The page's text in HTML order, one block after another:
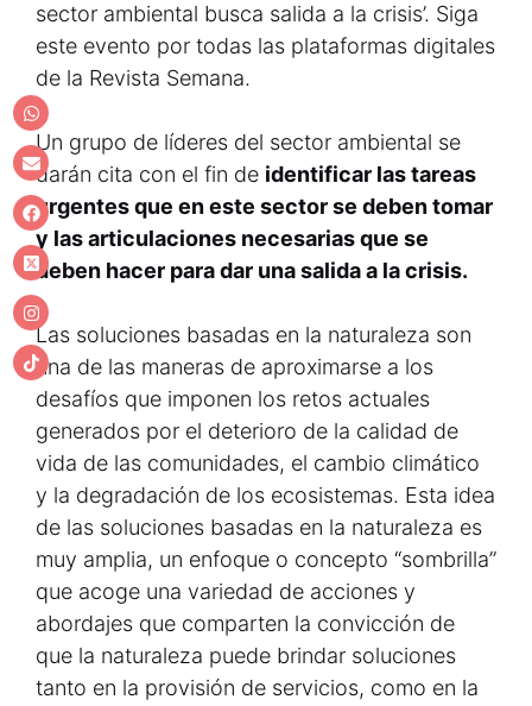
sector ambiental busca salida a la crisis’. Siga
este evento por todas las plataformas digitales
de la Revista Semana.
Un grupo de líderes del sector ambiental se
darán cita con el fin de identificar las tareas
urgentes que en este sector se deben tomar
y las articulaciones necesarias que se
deben hacer para dar una salida a la crisis.
Las soluciones basadas en la naturaleza son
una de las maneras de aproximarse a los
desafíos que imponen los retos actuales
generados por el deterioro de la calidad de
vida de las comunidades, el cambio climático
y la degradación de los ecosistemas. Esta idea
de las soluciones basadas en la naturaleza es
muy amplia, un enfoque o concepto “sombrilla”
que acoge una variedad de acciones y
abordajes que comparten la convicción de
que la naturaleza puede brindar soluciones
tanto en la provisión de servicios, como en la